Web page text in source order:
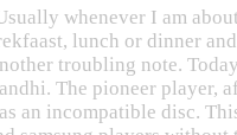
whenever I am
lunch or dinner
troubling note.
The pioneer player,
an incompatible disc.